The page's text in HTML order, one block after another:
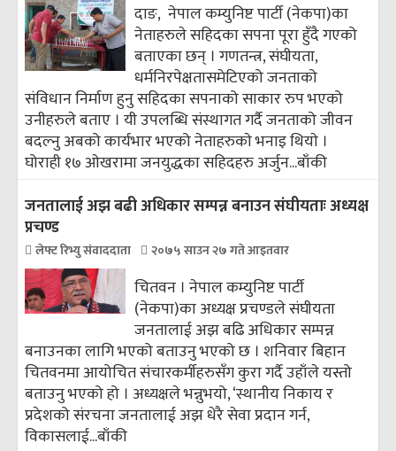
दाङ, नेपाल कम्युनिष्ट पार्टी (नेकपा)का
नेताहरुले सहिदका सपना पूरा हुँदै गएको
बताएका छन् । गणतन्त्र, संघीयता,
धर्मनिरपेक्षतासमेटिएको जनताको
संविधान निर्माण हुनु सहिदका सपनाको साकार रुप भएको
उनीहरुले बताए । यी उपलब्धि संस्थागत गर्दै जनताको जीवन
बदल्नु अबको कार्यभार भएको नेताहरुकाे भनाइ थियाे ।
घोराही १७ ओखरामा जनयुद्धका सहिदहरु अर्जुन...बाँकी
जनतालाई अझ बढी अधिकार सम्पन्न बनाउन संघीयताः अध्यक्ष
प्रचण्ड
लेफ्ट रिभ्यु संवाददाता २०७५ साउन २७ गते आइतवार
चितवन । नेपाल कम्युनिष्ट पार्टी
(नेकपा)का अध्यक्ष प्रचण्डले संघीयता
जनतालाई अझ बढि अधिकार सम्पन्न
बनाउनका लागि भएको बताउनु भएको छ । शनिवार बिहान
चितवनमा आयोचित संचारकर्मीहरुसँग कुरा गर्दै उहाँले यस्तो
बताउनु भएको हो । अध्यक्षले भन्नुभयो, ‘स्थानीय निकाय र
प्रदेशको संरचना जनतालाई अझ धेरै सेवा प्रदान गर्न,
विकासलाई...बाँकी